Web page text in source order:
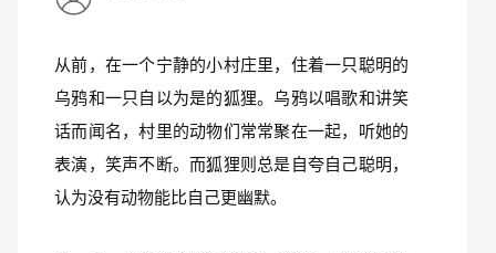
从前，在一个宁静的小村庄里，住着一只聪明的
乌鸦和一只自以为是的狐狸。乌鸦以唱歌和讲笑
话而闻名，村里的动物们常常聚在一起，听她的
表演，笑声不断。而狐狸则总是自夸自己聪明，
认为没有动物能比自己更幽默。